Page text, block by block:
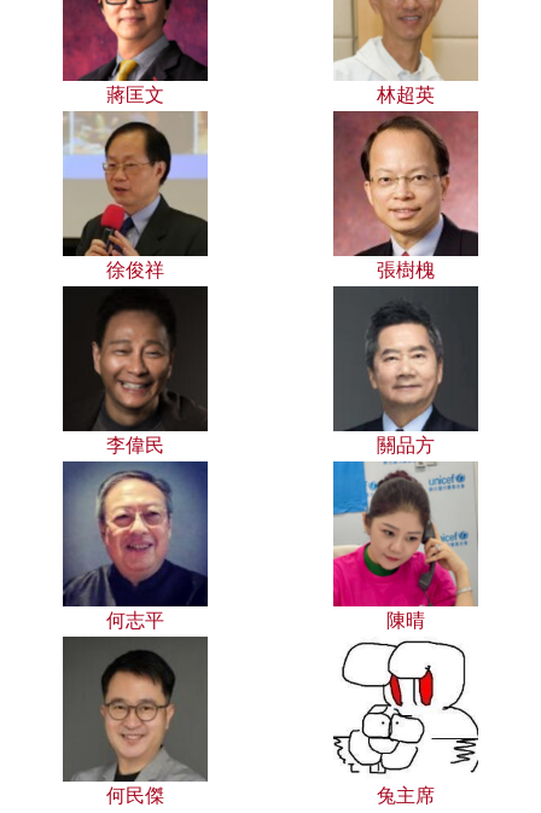
蔣匡文 林超英
徐俊祥 張樹槐
李偉民 關品方
何志平 陳晴
何民傑 兔主席